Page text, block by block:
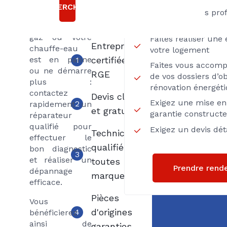
ou ne
gaz ou votre
chauffe-eau
est en panne
ou ne démarre
plus :
contactez
rapidement un
réparateur
qualifié pour
effectuer le
bon diagnostic
et réaliser un
dépannage
efficace.
Vous
bénéficierez
ainsi de
Passez par des
Faites réaliser une
votre logement
Faites vous
de vos dossiers
rénovation
Exigez une mise
garantie
Exigez un devis
Prendre
RECHERCHERAxenergie
1
Entreprise
certifiée
RGE
2
Devis clair
et gratuit
3
Techniciens
qualifiés
toutes
marques
4
Pièces
d'origines